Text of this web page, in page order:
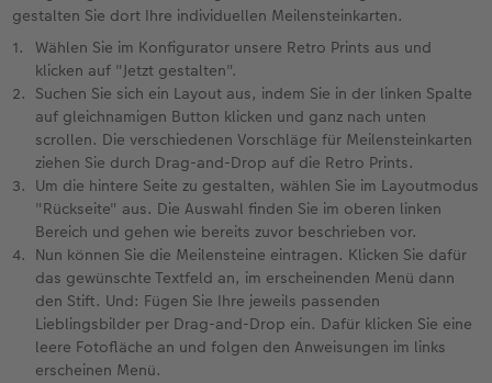
gestalten Sie dort Ihre individuellen Meilensteinkarten.
Wählen Sie im Konfigurator unsere Retro Prints aus und
klicken auf "Jetzt gestalten".
Suchen Sie sich ein Layout aus, indem Sie in der linken Spalte
auf gleichnamigen Button klicken und ganz nach unten
scrollen. Die verschiedenen Vorschläge für Meilensteinkarten
ziehen Sie durch Drag-and-Drop auf die Retro Prints.
Um die hintere Seite zu gestalten, wählen Sie im Layoutmodus
"Rückseite" aus. Die Auswahl finden Sie im oberen linken
Bereich und gehen wie bereits zuvor beschrieben vor.
Nun können Sie die Meilensteine eintragen. Klicken Sie dafür
das gewünschte Textfeld an, im erscheinenden Menü dann
den Stift. Und: Fügen Sie Ihre jeweils passenden
Lieblingsbilder per Drag-and-Drop ein. Dafür klicken Sie eine
leere Fotofläche an und folgen den Anweisungen im links
erscheinen Menü.